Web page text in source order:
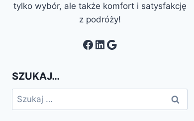
tylko wybór, ale także komfort i satysfakcję
z podróży!
Facebook
LinkedIn
Google
SZUKAJ…
Szukaj: